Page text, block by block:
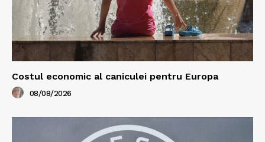
Costul economic al caniculei pentru Europa
08/08/2026